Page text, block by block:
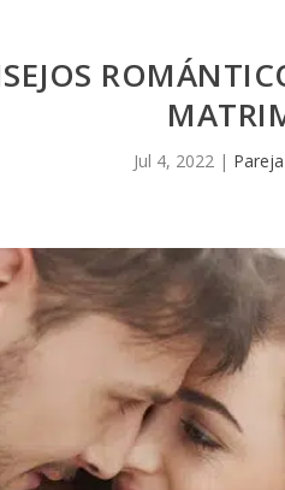
Jul 4, 2022 | Pareja